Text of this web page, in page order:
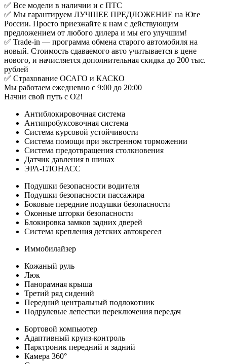
✅ Все модели в наличии и с ПТС
✅ Мы гарантируем ЛУЧШЕЕ ПРЕДЛОЖЕНИЕ на Юге
России. Просто приезжайте к нам с действующим
предложением от любого дилера и мы его улучшим!
✅ Trade-in — программа обмена старого автомобиля на
новый. Стоимость сдаваемого авто учитывается в цене
нового, и начисляется дополнительная скидка до 200 тыс.
рублей
✅ Страхование ОСАГО и КАСКО
Мы работаем ежедневно с 9:00 до 20:00
Начни свой путь с О2!
Антиблокировочная система
Антипробуксовочная система
Система курсовой устойчивости
Система помощи при экстренном торможении
Система предотвращения столкновения
Датчик давления в шинах
ЭРА-ГЛОНАСС
Подушки безопасности водителя
Подушки безопасности пассажира
Боковые передние подушки безопасности
Оконные шторки безопасности
Блокировка замков задних дверей
Система крепления детских автокресел
Иммобилайзер
Кожаный руль
Люк
Панорамная крыша
Третий ряд сидений
Передний центральный подлокотник
Подрулевые лепестки переключения передач
Бортовой компьютер
Адаптивный круиз-контроль
Парктроник передний и задний
Камера 360°